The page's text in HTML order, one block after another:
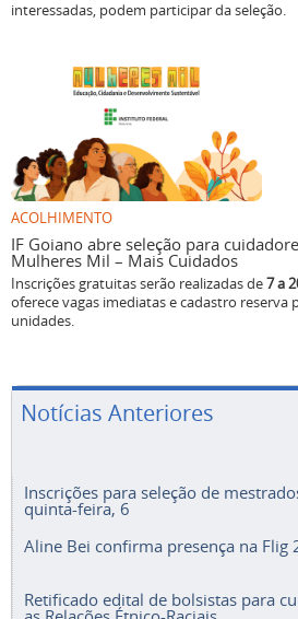
interessadas, podem participar da seleção.
ACOLHIMENTO
IF Goiano abre seleção para
Mulheres Mil – Mais Cuidados
Inscrições gratuitas serão realizadas de7 a
oferece vagas imediatas e cadastro reserva
unidades.
Notícias Anteriores
Inscrições para seleção de
quinta-feira, 6
Aline Bei confirma presença na Flig
Retificado edital de bolsistas para